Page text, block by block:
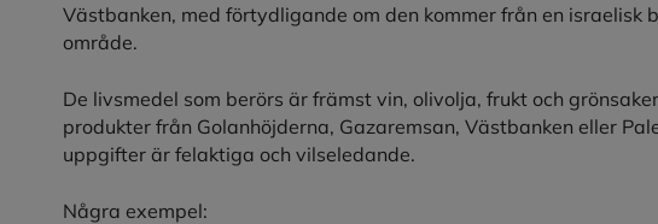
Västbanken, med förtydligande om den kommer från en israelisk
område.
De livsmedel som berörs är främst vin, olivolja, frukt och
produkter från Golanhöjderna, Gazaremsan, Västbanken eller
uppgifter är felaktiga och vilseledande.
Några exempel: